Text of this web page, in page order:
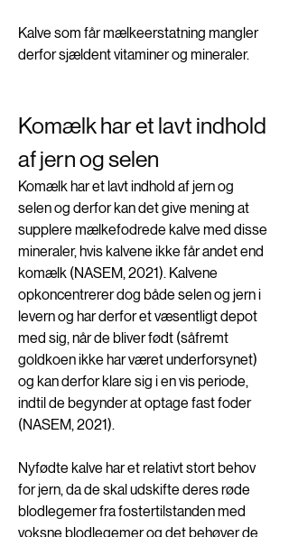
Kalve som får mælkeerstatning mangler
derfor sjældent vitaminer og mineraler.
Komælk har et lavt indhold
af jern og selen
Komælk har et lavt indhold af jern og
selen og derfor kan det give mening at
supplere mælkefodrede kalve med disse
mineraler, hvis kalvene ikke får andet end
komælk (NASEM, 2021). Kalvene
opkoncentrerer dog både selen og jern i
levern og har derfor et væsentligt depot
med sig, når de bliver født (såfremt
goldkoen ikke har været underforsynet)
og kan derfor klare sig i en vis periode,
indtil de begynder at optage fast foder
(NASEM, 2021).
Nyfødte kalve har et relativt stort behov
for jern, da de skal udskifte deres røde
blodlegemer fra fostertilstanden med
voksne blodlegemer og det behøver de